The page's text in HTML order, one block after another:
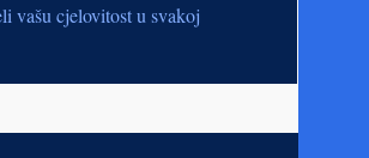
vašu cjelovitost u svakoj